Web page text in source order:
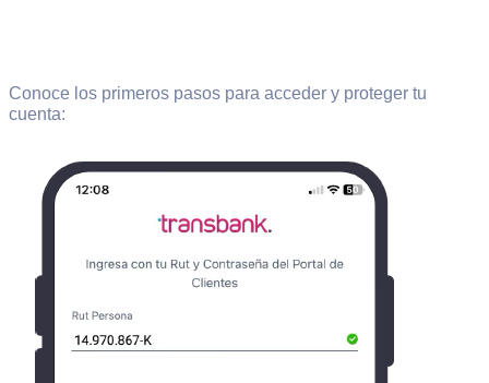
Conoce los primeros pasos para acceder y proteger tu
cuenta: